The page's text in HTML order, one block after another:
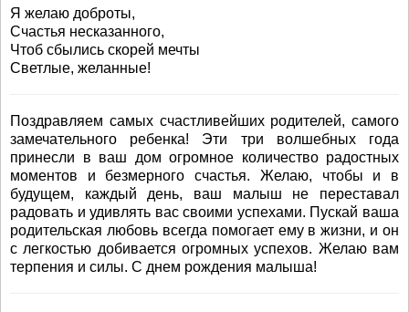
Я желаю доброты,
Счастья несказанного,
Чтоб сбылись скорей мечты
Светлые, желанные!
Поздравляем самых счастливейших родителей, самого
замечательного ребенка! Эти три волшебных года
принесли в ваш дом огромное количество радостных
моментов и безмерного счастья. Желаю, чтобы и в
будущем, каждый день, ваш малыш не переставал
радовать и удивлять вас своими успехами. Пускай ваша
родительская любовь всегда помогает ему в жизни, и он
с легкостью добивается огромных успехов. Желаю вам
терпения и силы. С днем рождения малыша!